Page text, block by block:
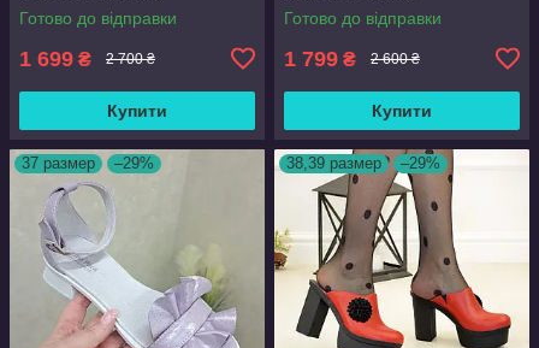
Готово до відправки
1 699 ₴ 2 700 ₴
Купити
Готово до відправки
1 799 ₴ 2 600 ₴
Купити
37 размер –29% 38,39 размер –29%